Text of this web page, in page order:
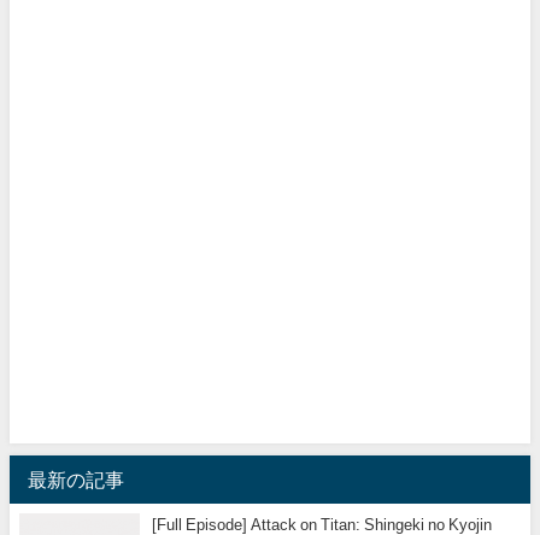
最新の記事
[Full Episode] Attack on Titan: Shingeki no Kyojin